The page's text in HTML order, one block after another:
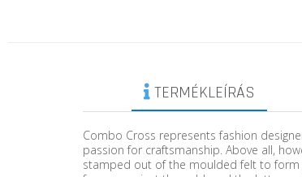
TERMÉKLEÍRÁS
Combo Cross represents fashion
passion for craftsmanship. Above all,
stamped out of the moulded felt to form